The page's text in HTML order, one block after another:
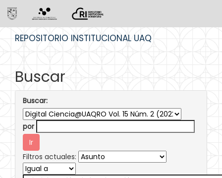
REPOSITORIO INSTITUCIONAL UAQ
Buscar
Buscar:
por
Filtros actuales: